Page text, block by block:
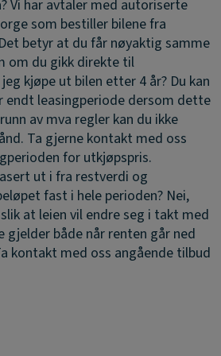
Vi har avtaler med autoriserte
som bestiller bilene fra
betyr at du får nøyaktig samme
om du gikk direkte til
jeg kjøpe ut bilen etter 4 år? Du kan
endt leasingperiode dersom dette
av mva regler kan du ikke
Ta gjerne kontakt med oss
for utkjøpspris.
ut i fra restverdi og
fast i hele perioden? Nei,
at leien vil endre seg i takt med
både når renten går ned
kontakt med oss angående tilbud